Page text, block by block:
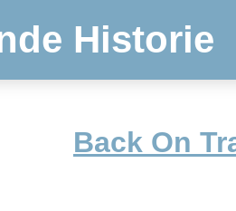
Historie
Back On